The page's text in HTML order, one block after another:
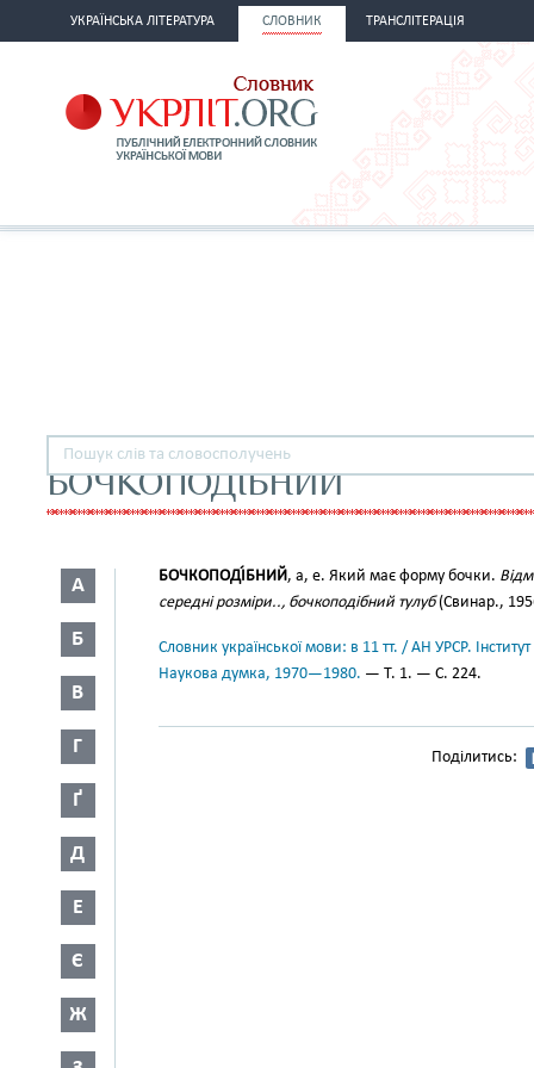
УКРАЇНСЬКА ЛІТЕРАТУРА СЛОВНИК ТРАНСЛІТЕРАЦІЯ
БОЧКОПОДІБНИЙ
А
Б
В
Г
Ґ
Д
Е
Є
Ж
БОЧКОПОДІ́БНИЙ, а, е. Який має форму бочки.
середні розміри.., бочкоподібний тулуб(Свинар.,
Словник української мови: в 11 тт. / АН УРСР.
Наукова думка, 1970—1980. — Т. 1. — С. 224.
Поділитись: